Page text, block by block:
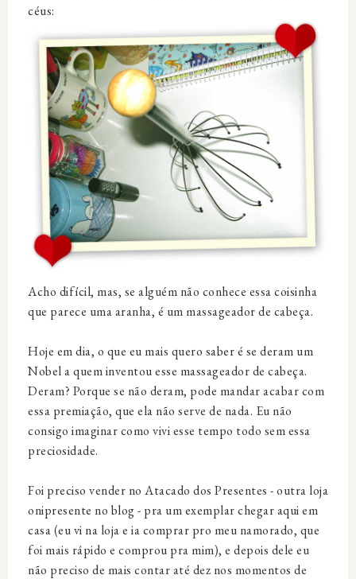
céus:
Acho difícil, mas, se alguém não conhece essa coisinha
que parece uma aranha, é um massageador de cabeça.
Hoje em dia, o que eu mais quero saber é se deram um
Nobel a quem inventou esse massageador de cabeça.
Deram? Porque se não deram, pode mandar acabar com
essa premiação, que ela não serve de nada. Eu não
consigo imaginar como vivi esse tempo todo sem essa
preciosidade.
Foi preciso vender no Atacado dos Presentes - outra loja
onipresente no blog - pra um exemplar chegar aqui em
casa (eu vi na loja e ia comprar pro meu namorado, que
foi mais rápido e comprou pra mim), e depois dele eu
não preciso de mais contar até dez nos momentos de